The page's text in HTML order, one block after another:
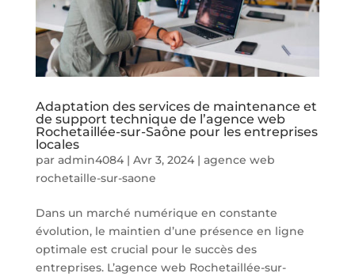
Adaptation des services de maintenance et
de support technique de l’agence web
Rochetaillée-sur-Saône pour les entreprises
locales
par admin4084| Avr 3, 2024| agence web
rochetaille-sur-saone
Dans un marché numérique en constante
évolution, le maintien d’une présence en ligne
optimale est crucial pour le succès des
entreprises. L’agence web Rochetaillée-sur-